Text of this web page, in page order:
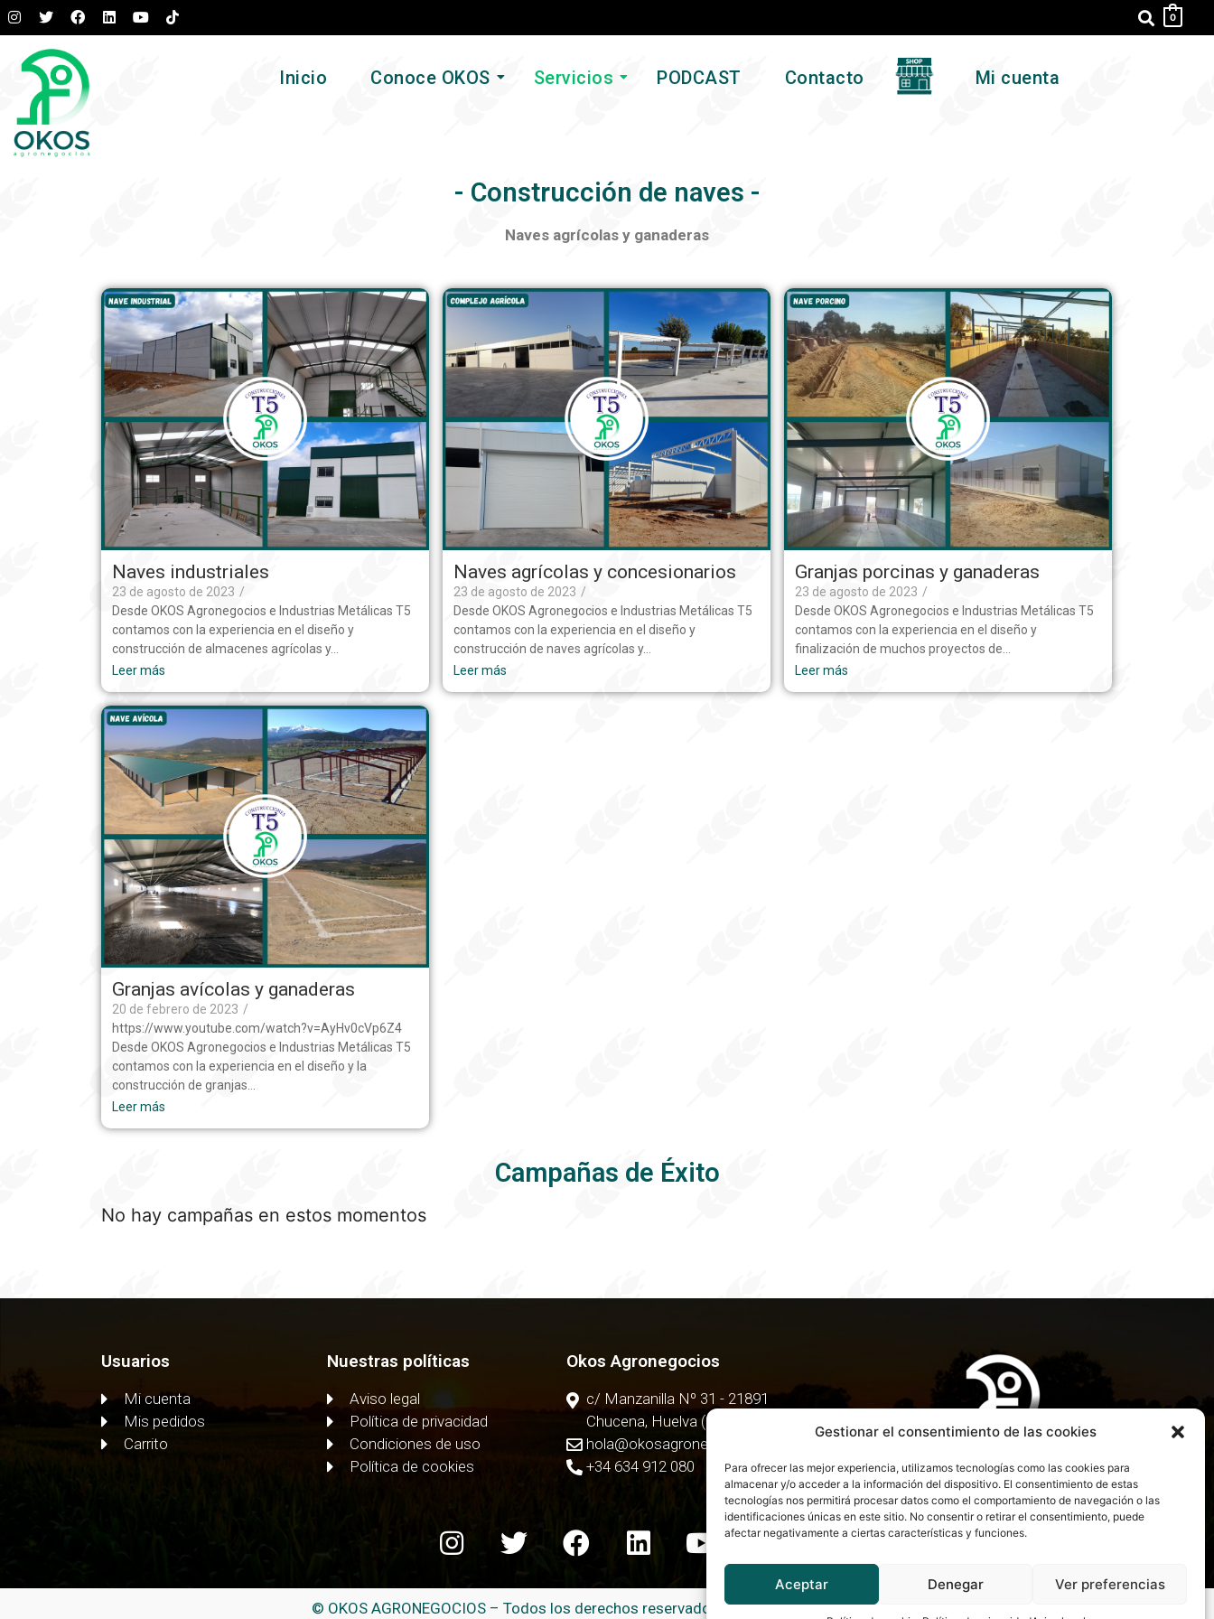
Gestionar el consentimiento de las cookies
Para ofrecer las mejor experiencia, utilizamos tecnologías como las cookies para
almacenar y/o acceder a la información del dispositivo. El consentimiento de estas
tecnologías nos permitirá procesar datos como el comportamiento de navegación o las
identificaciones únicas en este sitio. No consentir o retirar el consentimiento, puede
afectar negativamente a ciertas características y funciones.
Aceptar Denegar Ver preferencias
0
Inicio Conoce OKOS Servicios PODCAST Contacto Mi cuenta
- Construcción de naves -
Naves agrícolas y ganaderas
Naves industriales
23 de agosto de 2023 /
Desde OKOS Agronegocios e Industrias Metálicas T5
contamos con la experiencia en el diseño y
construcción de almacenes agrícolas y…
Leer más
Naves agrícolas y concesionarios
23 de agosto de 2023 /
Desde OKOS Agronegocios e Industrias Metálicas T5
contamos con la experiencia en el diseño y
construcción de naves agrícolas y…
Leer más
Granjas porcinas y ganaderas
23 de agosto de 2023 /
Desde OKOS Agronegocios e Industrias Metálicas T5
contamos con la experiencia en el diseño y
finalización de muchos proyectos de…
Leer más
Granjas avícolas y ganaderas
20 de febrero de 2023 /
https://www.youtube.com/watch?v=AyHv0cVp6Z4
Desde OKOS Agronegocios e Industrias Metálicas T5
contamos con la experiencia en el diseño y la
construcción de granjas…
Leer más
Campañas de Éxito
No hay campañas en estos momentos
Usuarios
Mi cuenta
Mis pedidos
Carrito
Nuestras políticas
Aviso legal
Política de privacidad
Condiciones de uso
Política de cookies
Okos Agronegocios
c/ Manzanilla Nº 31 - 21891
Chucena, Huelva (España)
hola@okosagronegocios.com
+34 634 912 080
© OKOS AGRONEGOCIOS – Todos los derechos reservados – Powered bybytefactory